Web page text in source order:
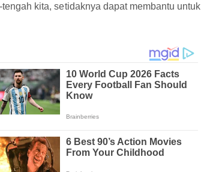
kita, setidaknya dapat membantu untuk